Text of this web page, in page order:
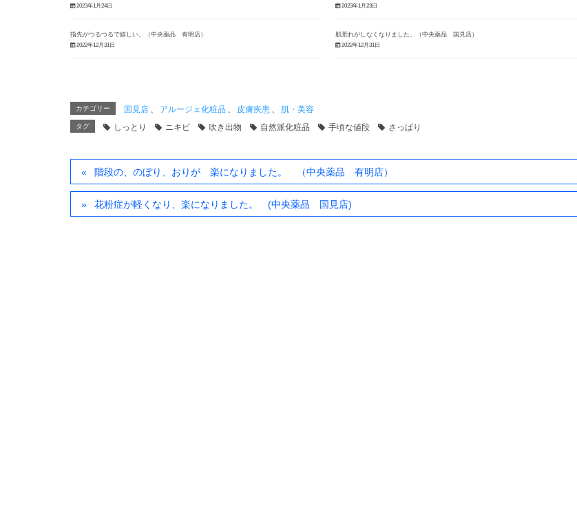
2023年1月24日 2023年1月23日
指先がつるつるで嬉しい。（中央薬品 有明店）
2022年12月31日
肌荒れがしなくなりました。（中央薬品 国見店）
2022年12月31日
カテゴリー 国見店 アルージェ化粧品 皮膚疾患 肌・美容
タグ しっとり ニキビ 吹き出物 自然派化粧品 手頃な値段 さっぱり
階段の、のぼり、おりが 楽になりました。 （中央薬品 有明店）
花粉症が軽くなり、楽になりました。 (中央薬品 国見店)